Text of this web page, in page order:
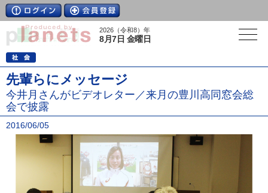
2026（令和8）年
8月7日 金曜日
先輩らにメッセージ
今井月さんがビデオレター／来月の豊川高同窓会総
会で披露
2016/06/05